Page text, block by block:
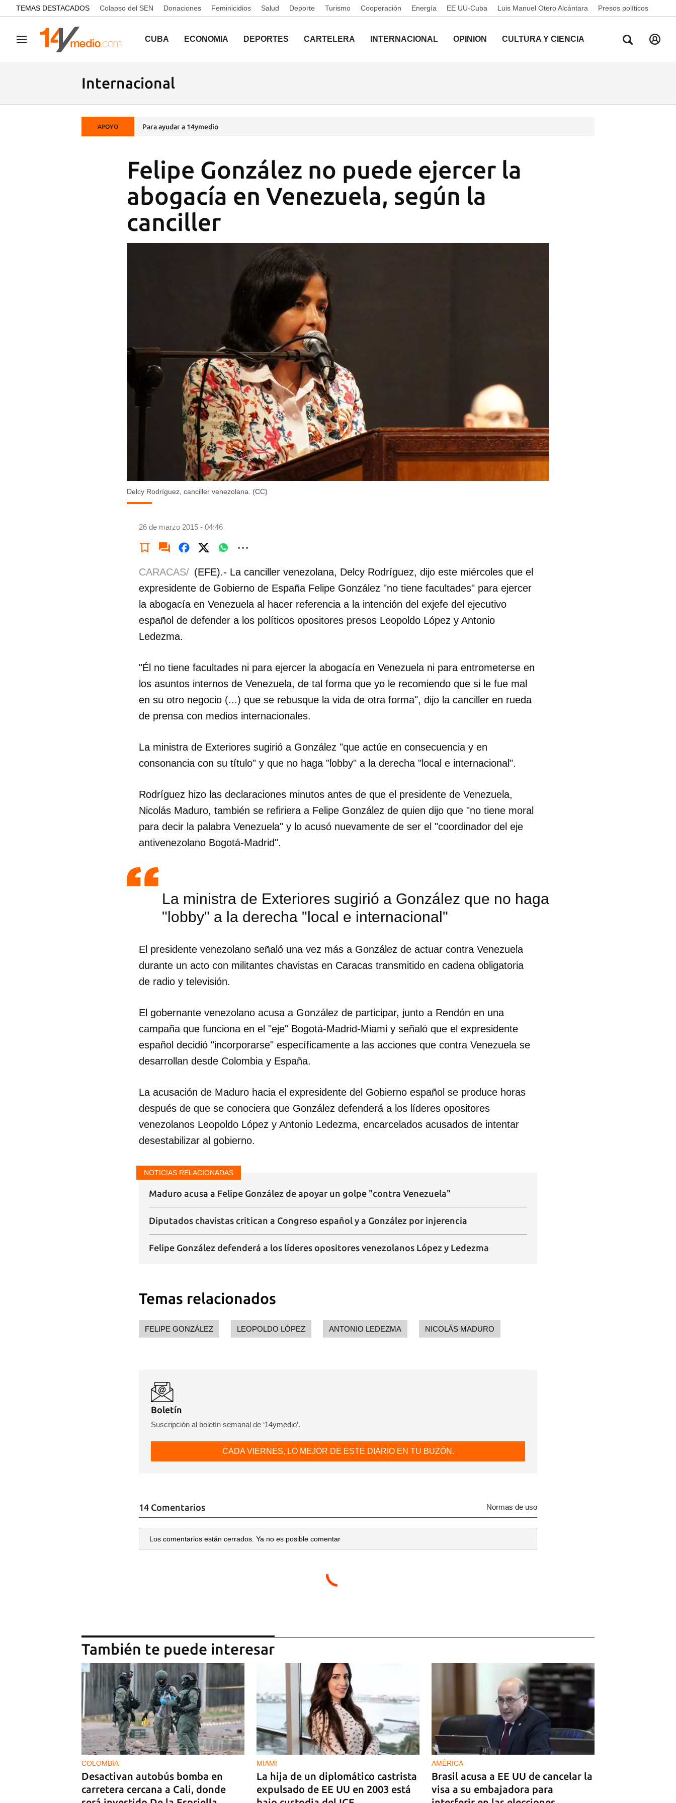
common.go-to-content
TEMAS DESTACADOS Colapso del SEN Donaciones Feminicidios Salud Deporte Turismo Cooperación Energía EE UU-Cuba Luis Manuel Otero Alcántara Presos políticos
Navegación CUBA ECONOMÍA DEPORTES CARTELERA INTERNACIONAL OPINIÓN CULTURA Y CIENCIA
Internacional
APOYO Para ayudar a 14ymedio
Felipe González no puede ejercer la
abogacía en Venezuela, según la
canciller
Delcy Rodríguez, canciller venezolana. (CC)
26 de marzo 2015 - 04:46
Para poder guardar como favorito, primero has de iniciar sesión con tu
INICIAR SESIÓN CANCELAR
CARACAS/ (EFE).- La canciller venezolana, Delcy Rodríguez, dijo este miércoles que el
expresidente de Gobierno de España Felipe González "no tiene facultades" para ejercer
la abogacía en Venezuela al hacer referencia a la intención del exjefe del ejecutivo
español de defender a los políticos opositores presos Leopoldo López y Antonio
Ledezma.
"Él no tiene facultades ni para ejercer la abogacía en Venezuela ni para entrometerse en
los asuntos internos de Venezuela, de tal forma que yo le recomiendo que si le fue mal
en su otro negocio (...) que se rebusque la vida de otra forma", dijo la canciller en rueda
de prensa con medios internacionales.
La ministra de Exteriores sugirió a González "que actúe en consecuencia y en
consonancia con su título" y que no haga "lobby" a la derecha "local e internacional".
Rodríguez hizo las declaraciones minutos antes de que el presidente de Venezuela,
Nicolás Maduro, también se refiriera a Felipe González de quien dijo que "no tiene moral
para decir la palabra Venezuela" y lo acusó nuevamente de ser el "coordinador del eje
antivenezolano Bogotá-Madrid".
La ministra de Exteriores sugirió a González que no haga
"lobby" a la derecha "local e internacional"
El presidente venezolano señaló una vez más a González de actuar contra Venezuela
durante un acto con militantes chavistas en Caracas transmitido en cadena obligatoria
de radio y televisión.
El gobernante venezolano acusa a González de participar, junto a Rendón en una
campaña que funciona en el "eje" Bogotá-Madrid-Miami y señaló que el expresidente
español decidió "incorporarse" específicamente a las acciones que contra Venezuela se
desarrollan desde Colombia y España.
La acusación de Maduro hacia el expresidente del Gobierno español se produce horas
después de que se conociera que González defenderá a los líderes opositores
venezolanos Leopoldo López y Antonio Ledezma, encarcelados acusados de intentar
desestabilizar al gobierno.
NOTICIAS RELACIONADAS
Maduro acusa a Felipe González de apoyar un golpe "contra Venezuela"
Diputados chavistas critican a Congreso español y a González por injerencia
Felipe González defenderá a los líderes opositores venezolanos López y Ledezma
Temas relacionados
FELIPE GONZÁLEZ LEOPOLDO LÓPEZ ANTONIO LEDEZMA NICOLÁS MADURO
Boletín
Suscripción al boletín semanal de ‘14ymedio’.
CADA VIERNES, LO MEJOR DE ESTE DIARIO EN TU BUZÓN.
14 Comentarios Normas de uso
Los comentarios están cerrados. Ya no es posible comentar
También te puede interesar
COLOMBIA
Desactivan autobús bomba en
carretera cercana a Cali, donde
MIAMI
La hija de un diplomático castrista
expulsado de EE UU en 2003 está
AMÉRICA
Brasil acusa a EE UU de cancelar la
visa a su embajadora para